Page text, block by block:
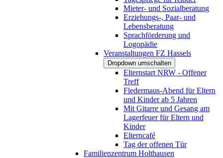
Mieter- und Sozialberatung
Erziehungs-, Paar- und
Lebensberatung
Sprachförderung und
Logopädie
Veranstaltungen FZ Hassels
Dropdown umschalten
Elternstart NRW - Offener
Treff
Fledermaus-Abend für Eltern
und Kinder ab 5 Jahren
Mit Gitarre und Gesang am
Lagerfeuer für Eltern und
Kinder
Elterncafé
Tag der offenen Tür
Familienzentrum Holthausen